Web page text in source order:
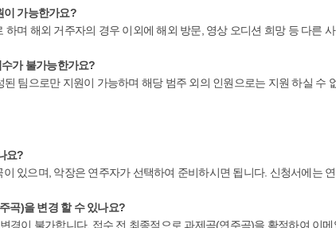
이 가능한가요?
하며 해외 거주자의 경우 이외에 해외 방문, 영상 오디션 희망 등 다른
가 불가능한가요?
팀으로만 지원이 가능하며 해당 범주 외의 인원으로는 지원 하실 수
요?
있으며, 악장은 연주자가 선택하여 준비하시면 됩니다. 신청서에는
곡)을 변경 할 수 있나요?
경이 불가합니다. 접수 전 최종적으로 과제곡(연주곡)을 확정하여 이